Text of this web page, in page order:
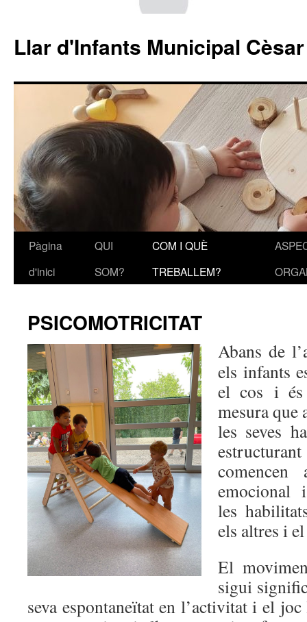
Llar d'Infants Municipal
Vés
Pàgina
d'inici
QUI
SOM?
COM I QUÈ
TREBALLEM?
PSICOMOTRICITAT
Abans de
els infants
el cos i és
mesura que
les seves
emocional
les
els altres i
El
sigui
seva espontaneïtat en l’activitat i el